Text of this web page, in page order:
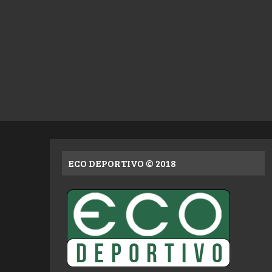
ECO DEPORTIVO © 2018